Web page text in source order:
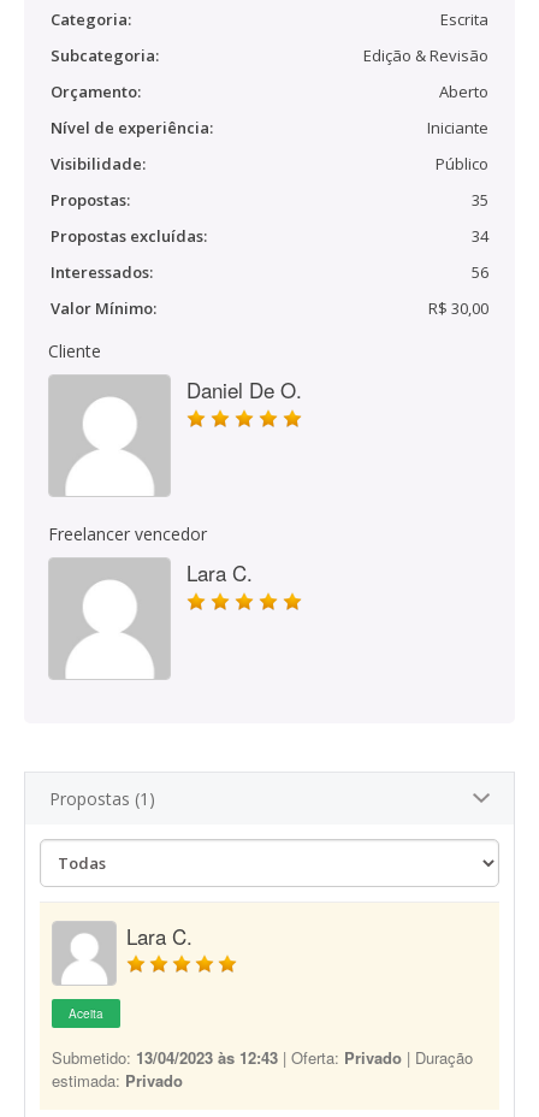
Categoria:
Escrita
Subcategoria:
Edição & Revisão
Orçamento:
Aberto
Nível de experiência:
Iniciante
Visibilidade:
Público
Propostas:
35
Propostas excluídas:
34
Interessados:
56
Valor Mínimo:
R$ 30,00
Cliente
Daniel De O.
Freelancer vencedor
Lara C.
Propostas (1)
Lara C.
Aceita
Submetido: 13/04/2023 às 12:43 | Oferta: Privado | Duração
estimada: Privado